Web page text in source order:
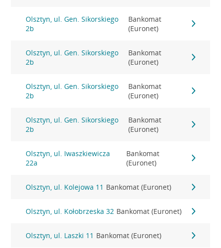
Olsztyn, ul. Gen. Sikorskiego
2b
Bankomat
(Euronet)
Olsztyn, ul. Gen. Sikorskiego
2b
Bankomat
(Euronet)
Olsztyn, ul. Gen. Sikorskiego
2b
Bankomat
(Euronet)
Olsztyn, ul. Gen. Sikorskiego
2b
Bankomat
(Euronet)
Olsztyn, ul. Iwaszkiewicza
22a
Bankomat
(Euronet)
Olsztyn, ul. Kolejowa 11 Bankomat (Euronet)
Olsztyn, ul. Kołobrzeska 32 Bankomat (Euronet)
Olsztyn, ul. Laszki 11 Bankomat (Euronet)